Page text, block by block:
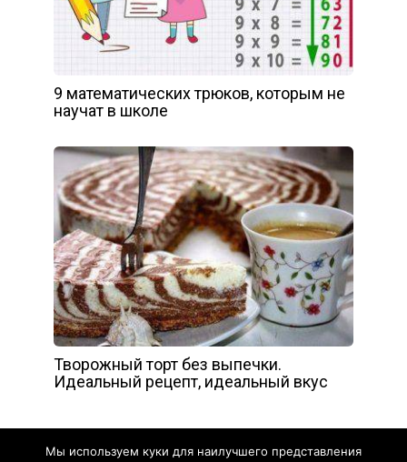
9 математических трюков, которым не
научат в школе
Творожный торт без выпечки.
Идеальный рецепт, идеальный вкус
Мы используем куки для наилучшего представления